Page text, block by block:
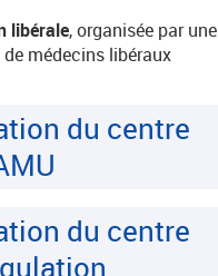
libérale, organisée par une
médecins libéraux
du centre
du centre